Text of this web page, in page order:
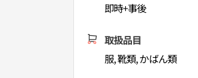
即時+事後
取扱品目
服, 靴類, かばん類